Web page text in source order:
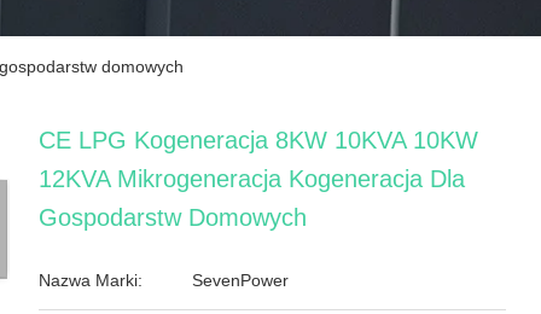
domowych
CE LPG Kogeneracja 8KW 10KVA 10KW
12KVA Mikrogeneracja Kogeneracja Dla
Gospodarstw Domowych
Nazwa Marki: SevenPower